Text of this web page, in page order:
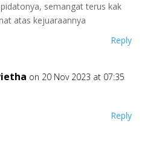
semangat terus kak
atas kejuaraannya
Reply
on 20 Nov 2023 at 07:35
Reply